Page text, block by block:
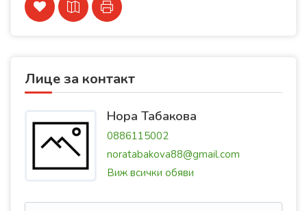
Лице за контакт
Нора Табакова
0886115002
noratabakova88@gmail.com
Виж всички обяви